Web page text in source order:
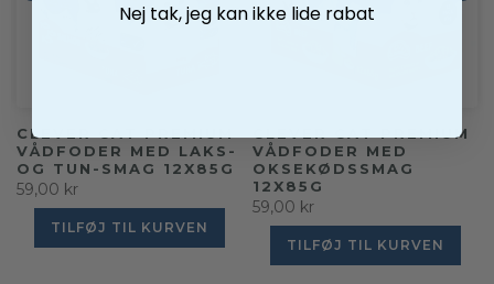
CLEVER CAT PREMIUM
VÅDFODER MED LAKS-
OG TUN-SMAG 12X85G
59,00 kr
TILFØJ TIL KURVEN
CLEVER CAT PREMIUM
VÅDFODER MED
OKSEKØDSSMAG
12X85G
59,00 kr
TILFØJ TIL KURVEN
Nej tak, jeg kan ikke lide rabat